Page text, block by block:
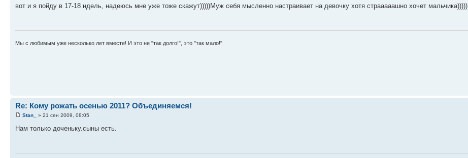
вот и я пойду в 17-18 ндель, надеюсь мне уже тоже скажут)))))Муж себя мысленно настраивает на девочку хотя страаааашно хочет мальчика)))))
Мы с любимым уже несколько лет вместе! И это не "так долго!", это "так мало!"
Re: Кому рожать осенью 2011? Объединяемся!
Stan_ » 21 сен 2009, 08:05
Нам только доченьку.сыны есть.